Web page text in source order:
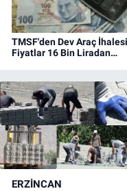
TMSF'den Dev Araç
Fiyatlar 16 Bin Liradan
ERZINCAN